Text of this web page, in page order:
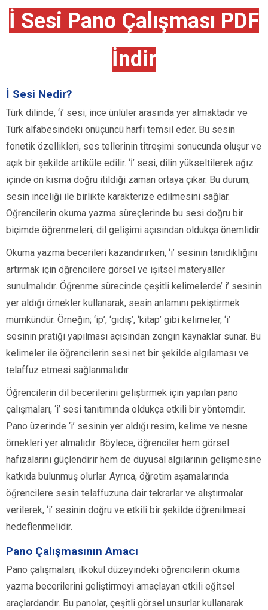
İ Sesi Pano Çalışması PDF
İndir
İ Sesi Nedir?
Türk dilinde, ‘i’ sesi, ince ünlüler arasında yer almaktadır ve
Türk alfabesindeki onüçüncü harfi temsil eder. Bu sesin
fonetik özellikleri, ses tellerinin titreşimi sonucunda oluşur ve
açık bir şekilde artiküle edilir. ‘İ’ sesi, dilin yükseltilerek ağız
içinde ön kısma doğru itildiği zaman ortaya çıkar. Bu durum,
sesin inceliği ile birlikte karakterize edilmesini sağlar.
Öğrencilerin okuma yazma süreçlerinde bu sesi doğru bir
biçimde öğrenmeleri, dil gelişimi açısından oldukça önemlidir.
Okuma yazma becerileri kazandırırken, ‘i’ sesinin tanıdıklığını
artırmak için öğrencilere görsel ve işitsel materyaller
sunulmalıdır. Öğrenme sürecinde çeşitli kelimelerde’ i’ sesinin
yer aldığı örnekler kullanarak, sesin anlamını pekiştirmek
mümkündür. Örneğin; ‘ip’, ‘gidiş’, ‘kitap’ gibi kelimeler, ‘i’
sesinin pratiği yapılması açısından zengin kaynaklar sunar. Bu
kelimeler ile öğrencilerin sesi net bir şekilde algılaması ve
telaffuz etmesi sağlanmalıdır.
Öğrencilerin dil becerilerini geliştirmek için yapılan pano
çalışmaları, ‘i’ sesi tanıtımında oldukça etkili bir yöntemdir.
Pano üzerinde ‘i’ sesinin yer aldığı resim, kelime ve nesne
örnekleri yer almalıdır. Böylece, öğrenciler hem görsel
hafızalarını güçlendirir hem de duyusal algılarının gelişmesine
katkıda bulunmuş olurlar. Ayrıca, öğretim aşamalarında
öğrencilere sesin telaffuzuna dair tekrarlar ve alıştırmalar
verilerek, ‘i’ sesinin doğru ve etkili bir şekilde öğrenilmesi
hedeflenmelidir.
Pano Çalışmasının Amacı
Pano çalışmaları, ilkokul düzeyindeki öğrencilerin okuma
yazma becerilerini geliştirmeyi amaçlayan etkili eğitsel
araçlardandır. Bu panolar, çeşitli görsel unsurlar kullanarak